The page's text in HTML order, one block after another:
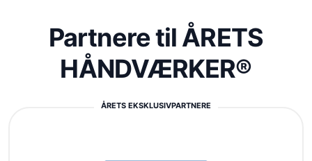
Partnere til ÅRETS
HÅNDVÆRKER®
ÅRETS EKSKLUSIVPARTNERE